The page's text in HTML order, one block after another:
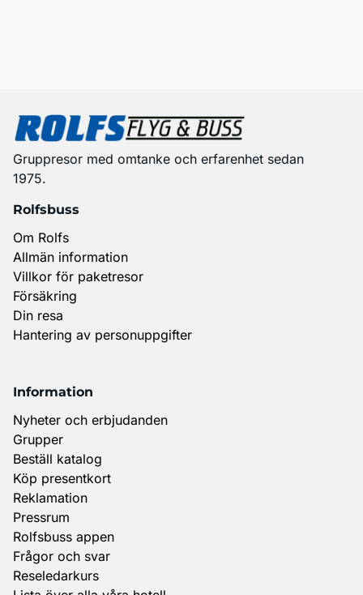
Gruppresor med omtanke och erfarenhet sedan
1975.
Rolfsbuss
Om Rolfs
Allmän information
Villkor för paketresor
Försäkring
Din resa
Hantering av personuppgifter
Information
Nyheter och erbjudanden
Grupper
Beställ katalog
Köp presentkort
Reklamation
Pressrum
Rolfsbuss appen
Frågor och svar
Reseledarkurs